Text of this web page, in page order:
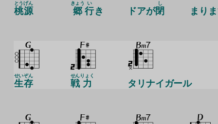
桃
とう
源
げん
郷
きょう
行
い
き ドアが閉
し
まり
生
せい
存
ぞん
戦
せん
力
りょく
タリナイガール